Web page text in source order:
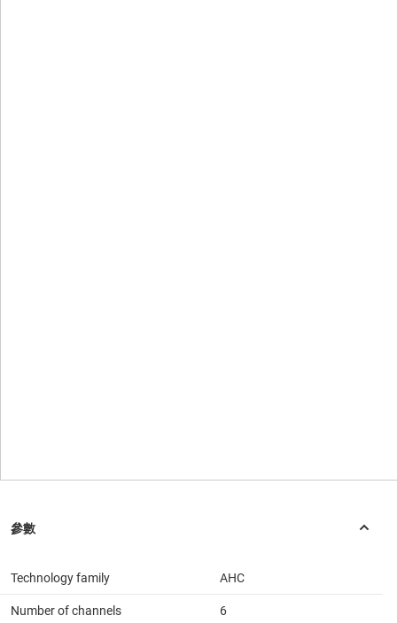
Technology family AHC
Number of channels 6